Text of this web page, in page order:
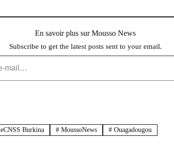
En savoir plus sur Mousso News
Subscribe to get the latest posts sent to your email.
eCNSS Burkina # MoussoNews # Ouagadougou